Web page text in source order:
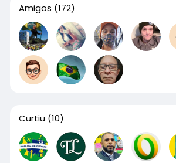
Amigos (172)
Curtiu (10)